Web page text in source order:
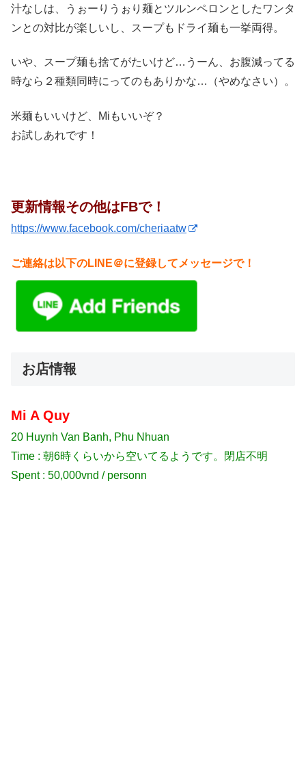
汁なしは、うぉーりうぉり麺とツルンペロンとしたワンタ
ンとの対比が楽しいし、スープもドライ麺も一挙両得。
いや、スープ麺も捨てがたいけど…うーん、お腹減ってる
時なら２種類同時にってのもありかな…（やめなさい）。
米麺もいいけど、Miもいいぞ？
お試しあれです！
更新情報その他はFBで！
https://www.facebook.com/cheriaatw
ご連絡は以下のLINE＠に登録してメッセージで！
お店情報
Mi A Quy
20 Huynh Van Banh, Phu Nhuan
Time : 朝6時くらいから空いてるようです。閉店不明
Spent : 50,000vnd / personn